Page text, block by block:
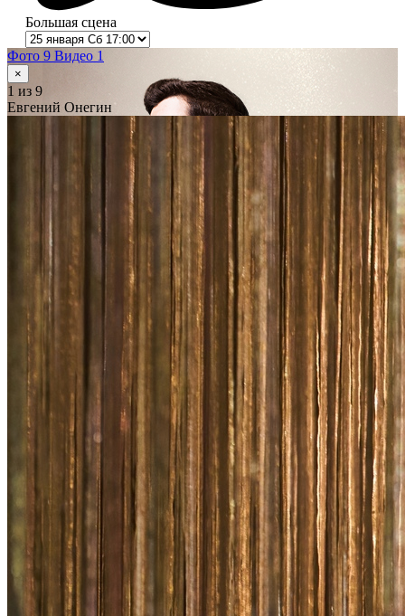
Большая сцена
Фото 9 Видео 1
×
1 из 9
Евгений Онегин